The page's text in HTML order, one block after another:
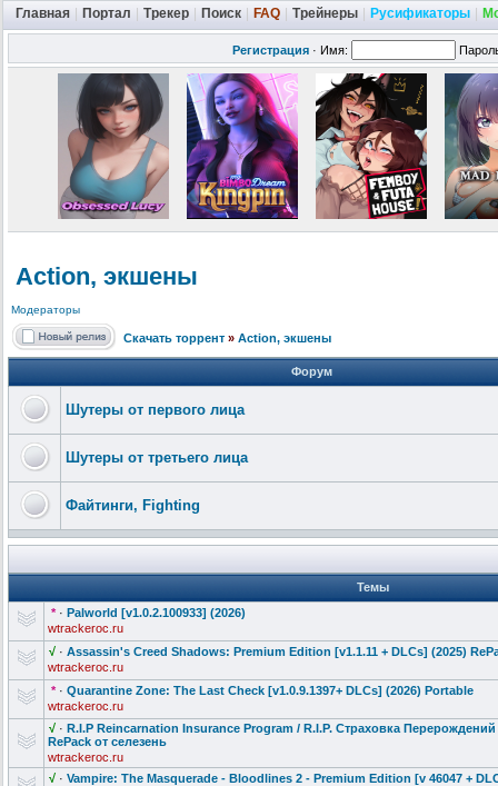
Главная Портал Трекер Поиск FAQ Трейнеры Русификаторы
Регистрация · Имя:
Action, экшены
Модераторы
Скачать торрент » Action, экшены
Форум
Шутеры от первого лица
Шутеры от третьего лица
Файтинги, Fighting
Темы
* · Palworld [v1.0.2.100933] (2026)
wtrackeroc.ru
√ · Assassin's Creed Shadows: Premium Edition [v1.1.11 + DLCs] (2025)
wtrackeroc.ru
* · Quarantine Zone: The Last Check [v1.0.9.1397+ DLCs] (2026) Portable
wtrackeroc.ru
√ · R.I.P Reincarnation Insurance Program / R.I.P. Страховка Перерождений
RePack от селезень
wtrackeroc.ru
√ · Vampire: The Masquerade - Bloodlines 2 - Premium Edition [v 46047 +